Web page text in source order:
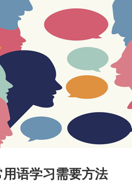
语学习需要方法